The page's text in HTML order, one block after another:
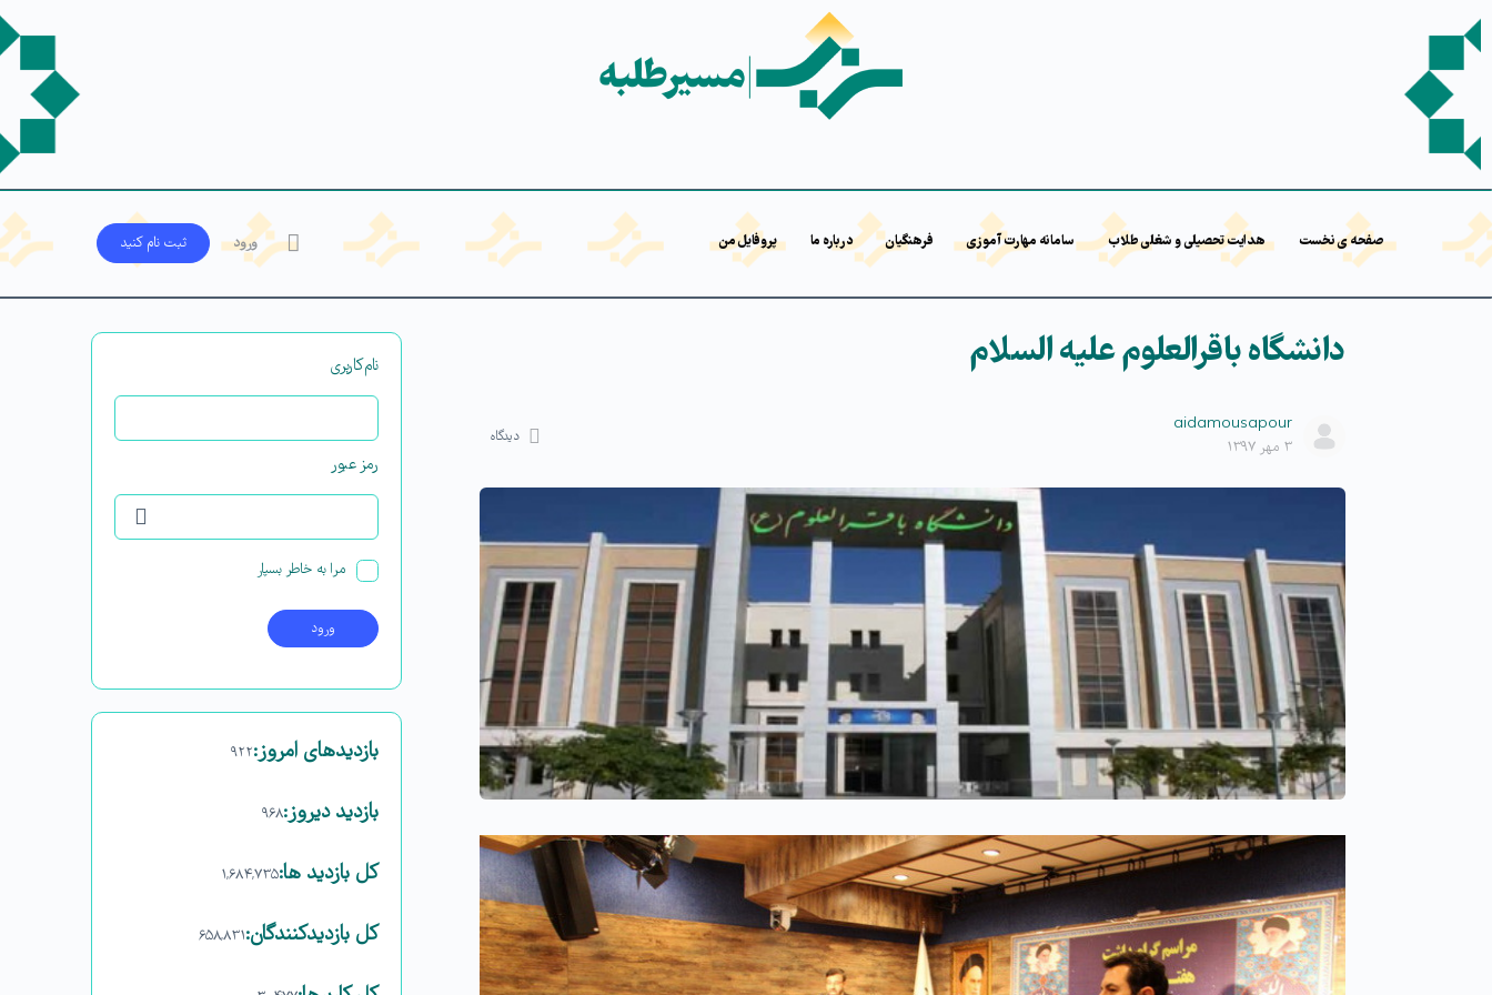
صفحه ی نخست هدایت تحصیلی و شغلی طلاب سامانه مهارت آموزی فرهنگیان درباره ما پروفایل من ورود ثبت‌ نام کنید
دانشگاه باقرالعلوم علیه السلام
aidamousapour
۳ مهر ۱۳۹۷
دیدگاه
نام‌کاربری
رمز عبور
مرا به خاطر بسپار
بازدیدهای امروز:۹۲۲
بازدید دیروز:۹۶۸
کل بازدید ها:۱,۶۸۴,۷۳۵
کل بازدیدکنند‌گان:۶۵۸,۸۳۱